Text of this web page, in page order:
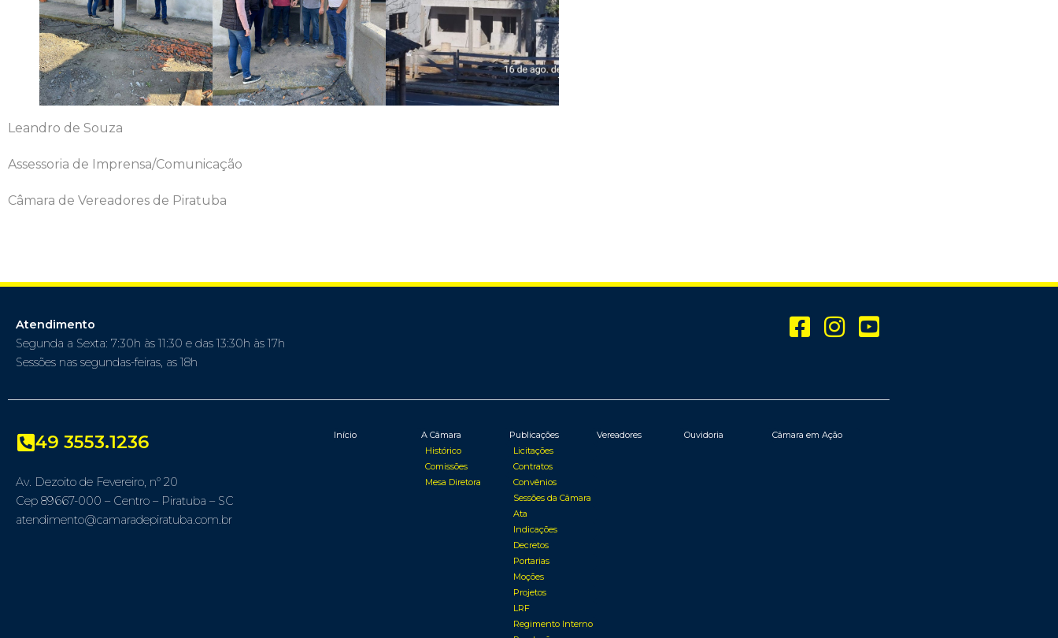
Leandro de Souza
Assessoria de Imprensa/Comunicação
Câmara de Vereadores de Piratuba
Atendimento
Segunda a Sexta: 7:30h às 11:30 e das 13:30h às 17h
Sessões nas segundas-feiras, as 18h
49 3553.1236
Av. Dezoito de Fevereiro, nº 20
Cep 89667-000 – Centro – Piratuba – SC
atendimento@camaradepiratuba.com.br
Início
A Câmara
Histórico
Comissões
Mesa Diretora
Publicações
Licitações
Contratos
Convênios
Sessões da Câmara
Ata
Indicações
Decretos
Portarias
Moções
Projetos
LRF
Regimento Interno
Vereadores Ouvidoria Câmara em Ação